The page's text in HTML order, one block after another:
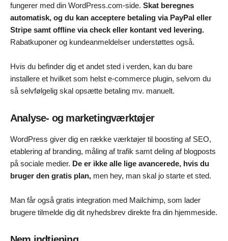
fungerer med din WordPress.com-side. Skat beregnes
automatisk, og du kan acceptere betaling via PayPal eller
Stripe samt offline via check eller kontant ved levering.
Rabatkuponer og kundeanmeldelser understøttes også.
Hvis du befinder dig et andet sted i verden, kan du bare
installere et hvilket som helst e-commerce plugin, selvom du
så selvfølgelig skal opsætte betaling mv. manuelt.
Analyse- og marketingværktøjer
WordPress giver dig en række værktøjer til boosting af SEO,
etablering af branding, måling af trafik samt deling af blogposts
på sociale medier. De er ikke alle lige avancerede, hvis du
bruger den gratis plan, men hey, man skal jo starte et sted.
Man får også gratis integration med Mailchimp, som lader
brugere tilmelde dig dit nyhedsbrev direkte fra din hjemmeside.